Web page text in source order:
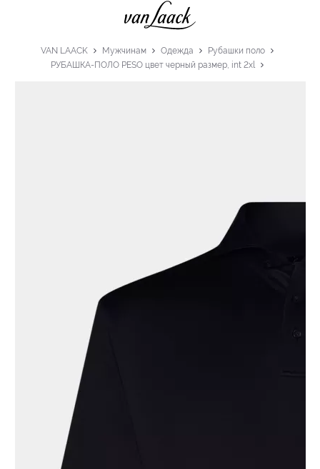
VAN LAACK Мужчинам Одежда
Рубашки поло
РУБАШКА-ПОЛО PESO цвет черный размер, int 2xl